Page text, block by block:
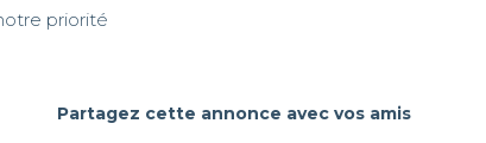
priorité
Partagez cette annonce avec vos amis